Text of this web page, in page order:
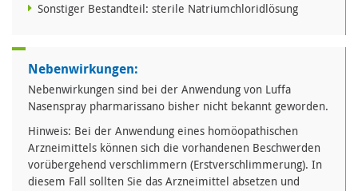
Sonstiger Bestandteil: sterile Natriumchloridlösung
Nebenwirkungen:
Nebenwirkungen sind bei der Anwendung von Luffa
Nasenspray pharmarissano bisher nicht bekannt geworden.
Hinweis: Bei der Anwendung eines homöopathischen
Arzneimittels können sich die vorhandenen Beschwerden
vorübergehend verschlimmern (Erstverschlimmerung). In
diesem Fall sollten Sie das Arzneimittel absetzen und